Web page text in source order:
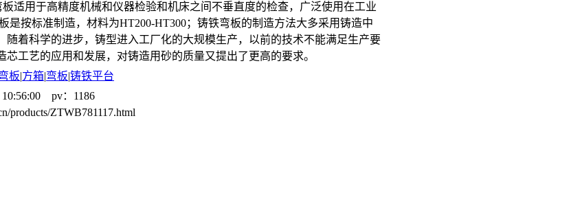
适用于高精度机械和仪器检验和机床之间不垂直度的检查，广泛使用在工业
是按标准制造，材料为HT200-HT300；铸铁弯板的制造方法大多采用铸造中
随着科学的进步，铸型进入工厂化的大规模生产，以前的技术不能满足生产要
芯工艺的应用和发展，对铸造用砂的质量又提出了更高的要求。
板|方箱|弯板|铸铁平台
10:56:00 pv：1186
products/ZTWB781117.html